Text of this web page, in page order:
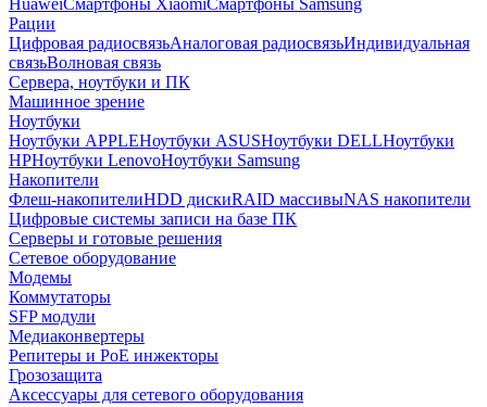
HuaweiСмартфоны XiaomiСмартфоны Samsung
Рации
Цифровая радиосвязьАналоговая радиосвязьИндивидуальная
связьВолновая связь
Сервера, ноутбуки и ПК
Машинное зрение
Ноутбуки
Ноутбуки APPLEНоутбуки ASUSНоутбуки DELLНоутбуки
HPНоутбуки LenovoНоутбуки Samsung
Накопители
Флеш-накопителиHDD дискиRAID массивыNAS накопители
Цифровые системы записи на базе ПК
Серверы и готовые решения
Сетевое оборудование
Модемы
Коммутаторы
SFP модули
Медиаконвертеры
Репитеры и PoE инжекторы
Грозозащита
Аксессуары для сетевого оборудования